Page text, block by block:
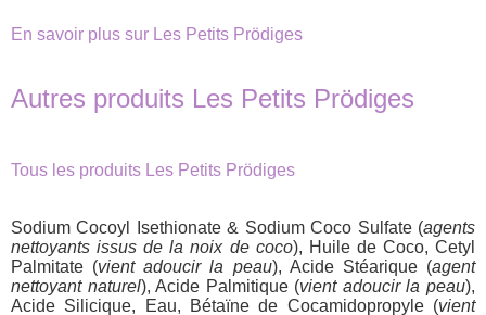
En savoir plus sur Les Petits Prödiges
Autres produits Les Petits Prödiges
Tous les produits Les Petits Prödiges
Sodium Cocoyl Isethionate & Sodium Coco Sulfate (agents
nettoyants issus de la noix de coco), Huile de Coco, Cetyl
Palmitate (vient adoucir la peau), Acide Stéarique (agent
nettoyant naturel), Acide Palmitique (vient adoucir la peau),
Acide Silicique, Eau, Bétaïne de Cocamidopropyle (vient